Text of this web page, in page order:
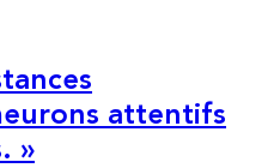
attentifs
»